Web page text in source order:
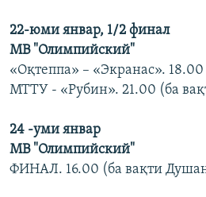
22-юми январ, 1/2 финал
МВ "Олимпийский"
«Оқтеппа» – «Экранас».
МТТУ - «Рубин». 21.00 (ба
24 -уми январ
МВ "Олимпийский"
ФИНАЛ. 16.00 (ба вақти